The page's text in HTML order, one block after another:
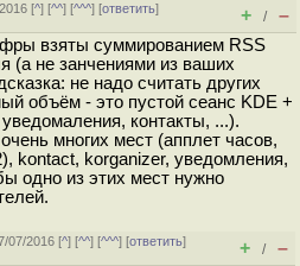
[^] [^^] [^^^] [ответить]
+ / –
взяты суммированием RSS
(а не занчениями из ваших
не надо считать других
объём - это пустой сеанс KDE +
контакты, ...).
многих мест (апплет часов,
kontact, korganizer, уведомления,
одно из этих мест нужно
07/2016 [^] [^^] [^^^] [ответить]
+ / –